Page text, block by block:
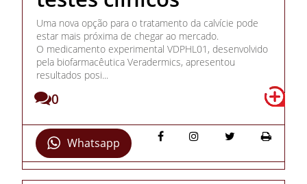
Uma nova opção para o tratamento da calvície pode
estar mais próxima de chegar ao mercado.
O medicamento experimental VDPHL01, desenvolvido
pela biofarmacêutica Veradermics, apresentou
resultados posi...
0
Whatsapp